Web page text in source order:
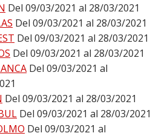
Del 09/03/2021 al 28/03/2021
Del 09/03/2021 al 28/03/2021
Del 09/03/2021 al 28/03/2021
Del 09/03/2021 al 28/03/2021
Del 09/03/2021 al
Del 09/03/2021 al 28/03/2021
Del 09/03/2021 al 28/03/2021
Del 09/03/2021 al